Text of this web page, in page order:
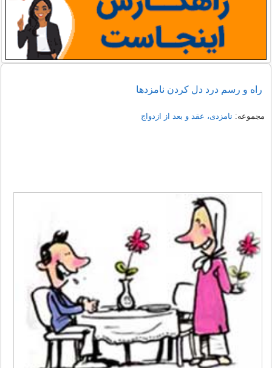
راه و رسم درد دل کردن نامزدها
مجموعه: نامزدی، عقد و بعد از ازدواج